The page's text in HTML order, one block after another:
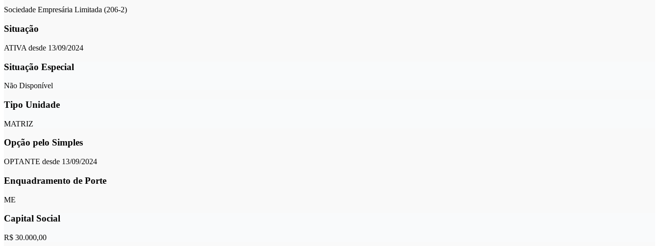
Sociedade Empresária Limitada (206-2)
Situação
ATIVA desde 13/09/2024
Situação Especial
Não Disponível
Tipo Unidade
MATRIZ
Opção pelo Simples
OPTANTE desde 13/09/2024
Enquadramento de Porte
ME
Capital Social
R$ 30.000,00